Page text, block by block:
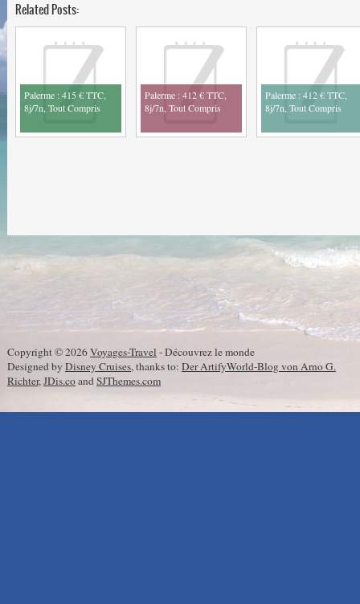
Related Posts:
Palerme : 415 € TTC,
8j/7n, Tout Compris
Palerme : 412 € TTC,
8j/7n, Tout Compris
Palerme : 412 € TTC,
8j/7n, Tout Compris
Copyright © 2026Voyages-Travel - Découvrez le monde
Designed by Disney Cruises, thanks to: Der ArtifyWorld-Blog von Arno G.
Richter,JDis.coandSJThemes.com